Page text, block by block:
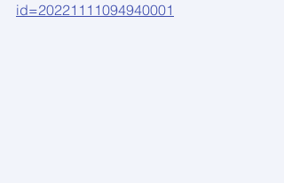
id=20221111094940001